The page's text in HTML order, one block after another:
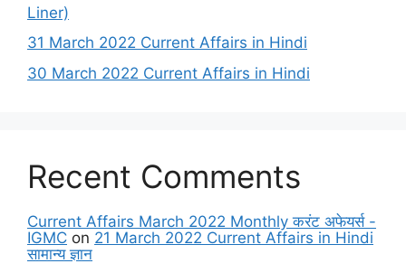
Liner)
31 March 2022 Current Affairs in Hindi
30 March 2022 Current Affairs in Hindi
Recent Comments
Current Affairs March 2022 Monthly करंट अफेयर्स -
IGMC on 21 March 2022 Current Affairs in Hindi
सामान्य ज्ञान